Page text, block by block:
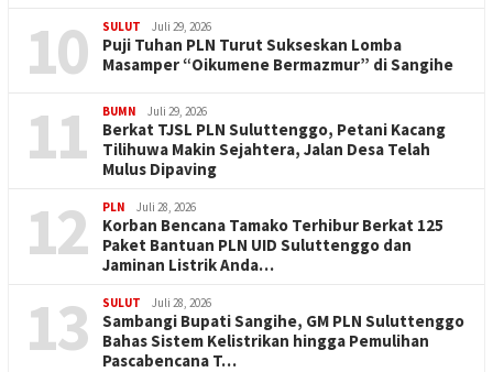
10 SULUT Juli 29, 2026
Puji Tuhan PLN Turut Sukseskan Lomba
Masamper “Oikumene Bermazmur” di Sangihe
11 BUMN Juli 29, 2026
Berkat TJSL PLN Suluttenggo, Petani Kacang
Tilihuwa Makin Sejahtera, Jalan Desa Telah
Mulus Dipaving
12 PLN Juli 28, 2026
Korban Bencana Tamako Terhibur Berkat 125
Paket Bantuan PLN UID Suluttenggo dan
Jaminan Listrik Anda…
13 SULUT Juli 28, 2026
Sambangi Bupati Sangihe, GM PLN Suluttenggo
Bahas Sistem Kelistrikan hingga Pemulihan
Pascabencana T…